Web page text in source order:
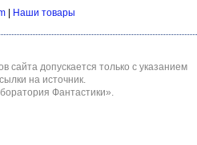
| Наши товары
сайта допускается только с указанием
на источник.
Фантастики»